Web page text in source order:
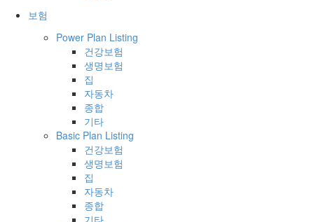
보험
Power Plan Listing
건강보험
생명보험
집
자동차
종합
기타
Basic Plan Listing
건강보험
생명보험
집
자동차
종합
기타